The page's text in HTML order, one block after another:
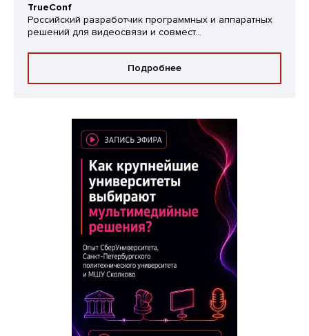
TrueConf
Российский разработчик программных и аппаратных
решений для видеосвязи и совмест...
Подробнее